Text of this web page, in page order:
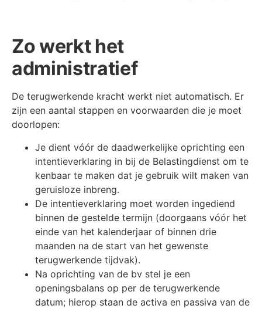
Zo werkt het
administratief
De terugwerkende kracht werkt niet automatisch. Er
zijn een aantal stappen en voorwaarden die je moet
doorlopen:
Je dient vóór de daadwerkelijke oprichting een
intentieverklaring in bij de Belastingdienst om te
kenbaar te maken dat je gebruik wilt maken van
geruisloze inbreng.
De intentieverklaring moet worden ingediend
binnen de gestelde termijn (doorgaans vóór het
einde van het kalenderjaar of binnen drie
maanden na de start van het gewenste
terugwerkende tijdvak).
Na oprichting van de bv stel je een
openingsbalans op per de terugwerkende
datum; hierop staan de activa en passiva van de